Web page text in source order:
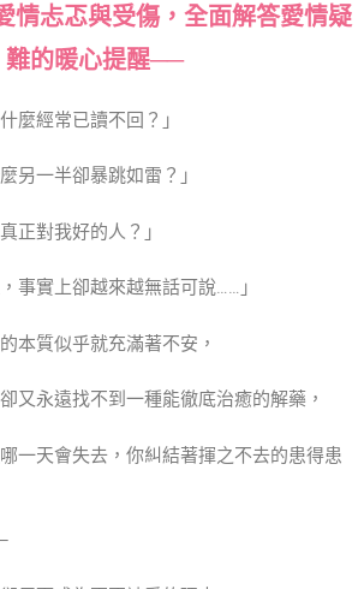
情忐忑與受傷，全面解答愛情疑
難的暖心提醒──
麼經常已讀不回？」
另一半卻暴跳如雷？」
正對我好的人？」
事實上卻越來越無話可說……」
本質似乎就充滿著不安，
又永遠找不到一種能徹底治癒的解藥，
一天會失去，你糾結著揮之不去的患得患